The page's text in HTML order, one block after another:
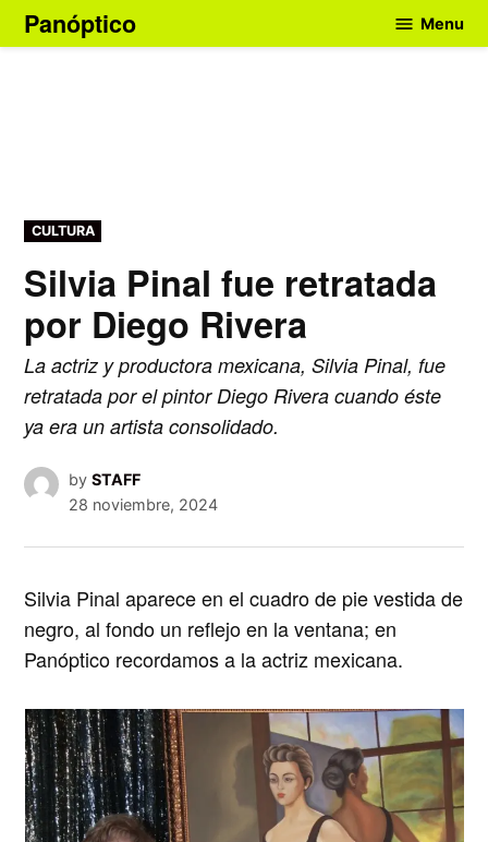
Skip
to
Panóptico Menu
POSTED
IN
CULTURA
Silvia Pinal fue retratada
por Diego Rivera
La actriz y productora mexicana, Silvia Pinal, fue
retratada por el pintor Diego Rivera cuando éste
ya era un artista consolidado.
by STAFF
28 noviembre, 2024
Silvia Pinal aparece en el cuadro de pie vestida de
negro, al fondo un reflejo en la ventana; en
Panóptico recordamos a la actriz mexicana.